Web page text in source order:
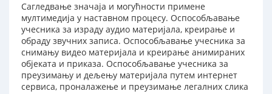
Сагледвање значаја и могућности примене
мултимедија у наставном процесу. Оспособљавање
учесника за израду аудио материјала, креирање и
обраду звучних записа. Оспособљавање учесника за
снимању видео материјала и креирање анимираних
објеката и приказа. Оспособљавање учесника за
преузимању и дељењу материјала путем интернет
сервиса, проналажење и преузимање легалних слика